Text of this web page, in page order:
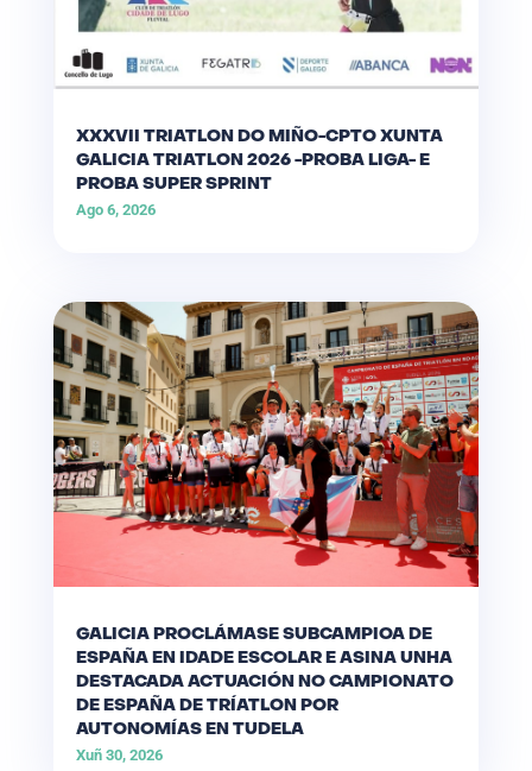
XXXVII TRIATLON DO MIÑO-CPTO XUNTA
GALICIA TRIATLON 2026 -PROBA LIGA- E
PROBA SUPER SPRINT
Ago 6, 2026
GALICIA PROCLÁMASE SUBCAMPIOA DE
ESPAÑA EN IDADE ESCOLAR E ASINA UNHA
DESTACADA ACTUACIÓN NO CAMPIONATO
DE ESPAÑA DE TRÍATLON POR
AUTONOMÍAS EN TUDELA
Xuñ 30, 2026